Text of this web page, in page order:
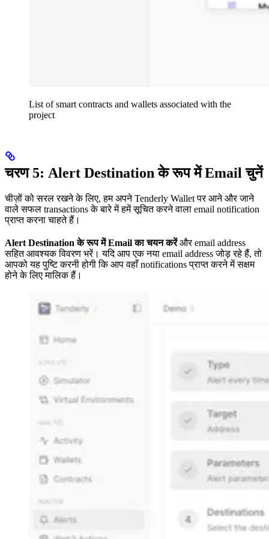
List of smart contracts and wallets associated with the
project
चरण 5: Alert Destination के रूप में Email चुनें
चीज़ों को सरल रखने के लिए, हम अपने Tenderly Wallet पर आने और जाने
वाले सफल transactions के बारे में हमें सूचित करने वाला email notification
प्राप्त करना चाहते हैं।
Alert Destination के रूप में Email का चयन करेंऔर email address
सहित आवश्यक विवरण भरें। यदि आप एक नया email address जोड़ रहे हैं, तो
आपको यह पुष्टि करनी होगी कि आप वहाँ notifications प्राप्त करने में सक्षम
होने के लिए मालिक हैं।